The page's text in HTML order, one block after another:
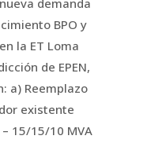
demanda
BPO y
la ET Loma
de EPEN,
a) Reemplazo
existente
15/15/10 MVA